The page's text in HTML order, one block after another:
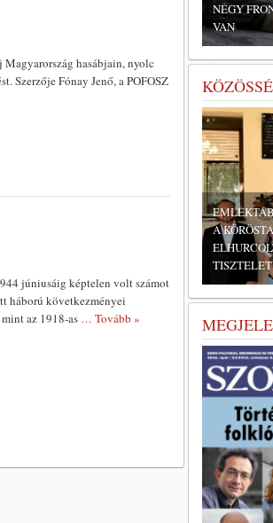
hasábjain, nyolc
Szerzője Fónay Jenő, a POFOSZ
júniusáig képtelen volt számot
háború következményei
az 1918-as … Tovább »
NÉGY
VAN
A